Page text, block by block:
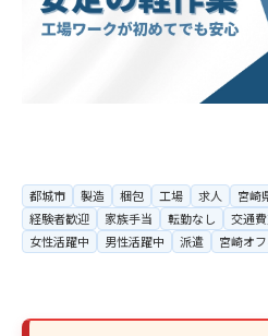
都城市 製造 梱包 工場 求人 宮崎
経験者歓迎
家族手当 転勤なし 交通
女性活躍中
男性活躍中 派遣 宮崎オ